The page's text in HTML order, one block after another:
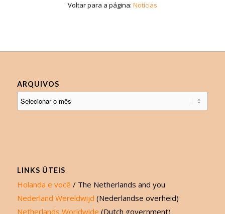
Voltar para a página: Notícias
ARQUIVOS
LINKS ÚTEIS
Holanda e você / The Netherlands and you
Nederland Wereldwijd (Nederlandse overheid)
Netherlands Worldwide (Dutch government)